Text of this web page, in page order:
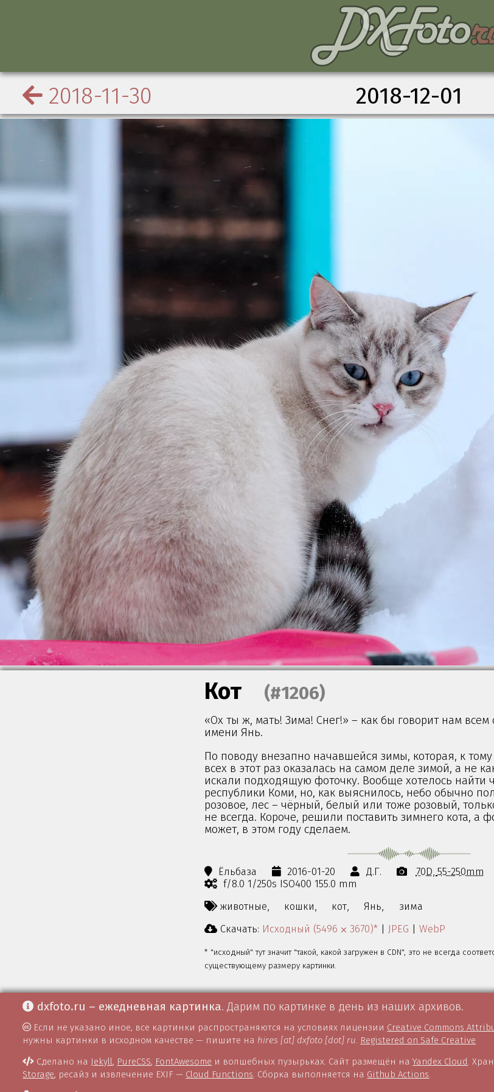
2018-11-30 2018-12-01
Кот (#1206)
«Ох ты ж, мать! Зима! Снег!» – как бы говорит нам
имени Янь.
По поводу внезапно начавшейся зимы, которая, к
всех в этот раз оказалась на самом деле зимой, а не
искали подходящую фоточку. Вообще хотелось найти
республики Коми, но, как выяснилось, небо обычно
розовое, лес – чёрный, белый или тоже розовый,
не всегда. Короче, решили поставить зимнего кота, а
может, в этом году сделаем.
Ёльбаза 2016-01-20 Д.Г. 70D 55-250mm
f/8.0 1/250s ISO400 155.0 mm
животные,
кошки, кот, Янь,
зима
Скачать: Исходный (5496 ⨉ 3670)* | JPEG | WebP
* "исходный" тут значит "такой, какой загружен в CDN", это не всегда
существующему размеру картинки.
dxfoto.ru – ежедневная картинка. Дарим по картинке в день из наших архивов.
Если не указано иное, все картинки распространяются на условиях лицензии Creative Commons
нужны картинки в исходном качестве — пишите на hires [at] dxfoto [dot] ru. Registered on Safe Creative
Сделано на Jekyll, PureCSS, FontAwesome и волшебных пузырьках. Сайт размещён наYandex Cloud .
Storage, ресайз и извлечение EXIF — Cloud Functions . Сборка выполняется на Github Actions